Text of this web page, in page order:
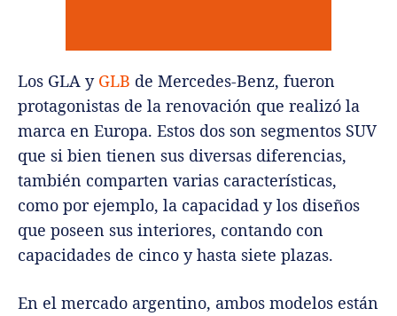
Los GLA y GLB de Mercedes-Benz, fueron
protagonistas de la renovación que realizó la
marca en Europa. Estos dos son segmentos SUV
que si bien tienen sus diversas diferencias,
también comparten varias características,
como por ejemplo, la capacidad y los diseños
que poseen sus interiores, contando con
capacidades de cinco y hasta siete plazas.
En el mercado argentino, ambos modelos están